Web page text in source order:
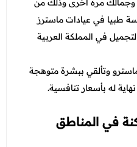
مرة أخرى وذلك من
طبيا في عيادات ماسترز
في المملكة العربية
وتألقي ببشرة متوهجة
له بأسعار تنافسية.
في المناطق